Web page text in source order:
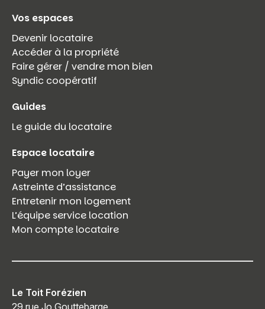
Vos espaces
Devenir locataire
Accéder à la propriété
Faire gérer / vendre mon bien
Syndic coopératif
Guides
Le guide du locataire
Espace locataire
Payer mon loyer
Astreinte d’assistance
Entretenir mon logement
L’équipe service location
Mon compte locataire
Le Toit Forézien